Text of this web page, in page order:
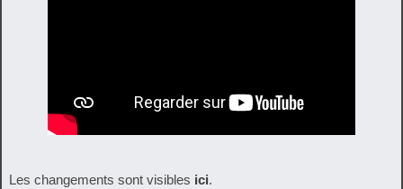
Les changements sont visibles ici.